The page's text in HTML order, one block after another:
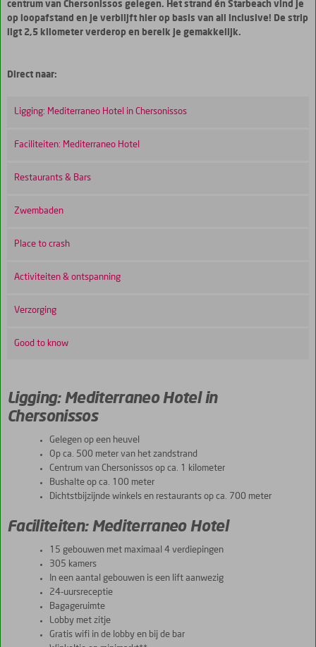
centrum van Chersonissos gelegen. Het strand én Starbeach vind je
op loopafstand en je verblijft hier op basis van all inclusive! De strip
ligt 2,5 kilometer verderop en bereik je gemakkelijk.
Direct naar:
Ligging: Mediterraneo Hotel in Chersonissos
Faciliteiten: Mediterraneo Hotel
Restaurants & Bars
Zwembaden
Place to crash
Activiteiten & ontspanning
Verzorging
Good to know
Ligging: Mediterraneo Hotel in
Chersonissos
Gelegen op een heuvel
Op ca. 500 meter van het zandstrand
Centrum van Chersonissos op ca. 1 kilometer
Bushalte op ca. 100 meter
Dichtstbijzijnde winkels en restaurants op ca. 700 meter
Faciliteiten: Mediterraneo Hotel
15 gebouwen met maximaal 4 verdiepingen
305 kamers
In een aantal gebouwen is een lift aanwezig
24-uursreceptie
Bagageruimte
Lobby met zitje
Gratis wifi in de lobby en bij de bar